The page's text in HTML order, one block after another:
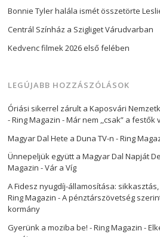
Bonnie Tyler halála ismét összetörte
Centrál Színház a Szigliget Várudvarban
Kedvenc filmek 2026 első felében
LEGÚJABB HOZZÁSZÓLÁSOK
Óriási sikerrel zárult a Kaposvári
- Ring Magazin -Már nem ,,csak” a festők
Magyar Dal Hete a Duna TV-n - Ring
Ünnepeljük együtt a Magyar Dal Napját
Magazin -Vár a Víg
A Fidesz nyugdíj-államosítása:
Ring Magazin -A pénztárszövetség
kormány
Gyerünk a moziba be! - Ring Magazin -